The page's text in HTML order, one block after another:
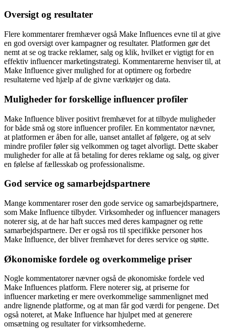
Oversigt og resultater
Flere kommentarer fremhæver også Make Influences evne til at give
en god oversigt over kampagner og resultater. Platformen gør det
nemt at se og tracke reklamer, salg og klik, hvilket er vigtigt for en
effektiv influencer marketingstrategi. Kommentarerne henviser til, at
Make Influence giver mulighed for at optimere og forbedre
resultaterne ved hjælp af de givne værktøjer og data.
Muligheder for forskellige influencer profiler
Make Influence bliver positivt fremhævet for at tilbyde muligheder
for både små og store influencer profiler. En kommentator nævner,
at platformen er åben for alle, uanset antallet af følgere, og at selv
mindre profiler føler sig velkommen og taget alvorligt. Dette skaber
muligheder for alle at få betaling for deres reklame og salg, og giver
en følelse af fællesskab og professionalisme.
God service og samarbejdspartnere
Mange kommentarer roser den gode service og samarbejdspartnere,
som Make Influence tilbyder. Virksomheder og influencer managers
noterer sig, at de har haft succes med deres kampagner og rette
samarbejdspartnere. Der er også ros til specifikke personer hos
Make Influence, der bliver fremhævet for deres service og støtte.
Økonomiske fordele og overkommelige priser
Nogle kommentatorer nævner også de økonomiske fordele ved
Make Influences platform. Flere noterer sig, at priserne for
influencer marketing er mere overkommelige sammenlignet med
andre lignende platforme, og at man får god værdi for pengene. Det
også noteret, at Make Influence har hjulpet med at generere
omsætning og resultater for virksomhederne.